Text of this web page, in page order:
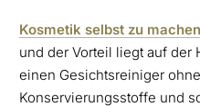
Kosmetik selbst zu machen
und der Vorteil liegt auf der
einen Gesichtsreiniger
Konservierungsstoffe und